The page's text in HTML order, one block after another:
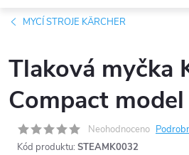
MYCÍ STROJE KÄRCHER
Tlaková myčka
Compact
Neohodnoceno
Kód produktu: STEAMK0032